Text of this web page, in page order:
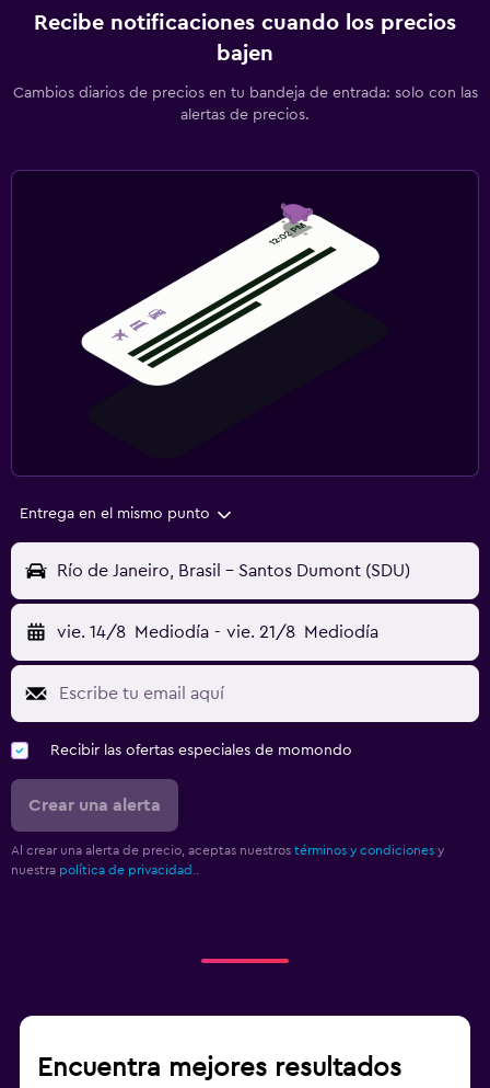
Recibe notificaciones cuando los precios
bajen
Cambios diarios de precios en tu bandeja de entrada: solo con las
alertas de precios.
Entrega en el mismo punto
Río de Janeiro, Brasil - Santos Dumont (SDU)
vie. 14/8 Mediodía - vie. 21/8 Mediodía
Recibir las ofertas especiales de momondo
Crear una alerta
Al crear una alerta de precio, aceptas nuestros términos y condiciones y
nuestra política de privacidad..
Encuentra mejores resultados